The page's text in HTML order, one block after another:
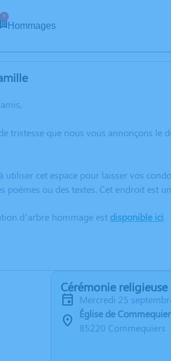
6
Hommages
tristesse que nous vous annonçons le
utiliser cet espace pour laisser vos
poèmes ou des textes. Cet endroit est
d’arbre hommage est disponible ici.
Cérémonie religieuse
mercredi 25
Église de
85220 Commequiers